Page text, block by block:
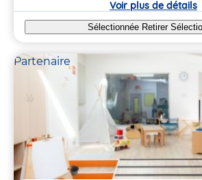
Voir plus de détails
Sélectionnée Retirer
Partenaire